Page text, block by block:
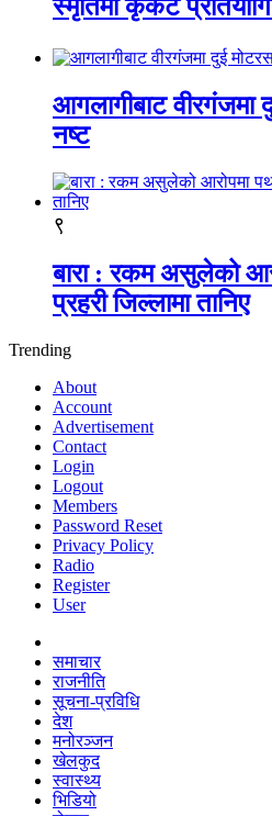
स्मृतिमा कृकेट
आगलागीबाट
नष्ट
९
बारा : रकम असुलेको
प्रहरी जिल्लामा तानिए
Trending
About
Account
Advertisement
Contact
Login
Logout
Members
Password Reset
Privacy Policy
Radio
Register
User
समाचार
राजनीति
सूचना-प्रविधि
देश
मनोरञ्जन
खेलकुद
स्वास्थ्य
भिडियो